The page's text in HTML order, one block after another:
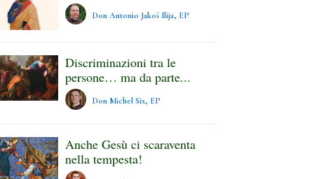
Don Antonio Jakoš Ilija, EP
Discriminazioni tra le
persone… ma da parte...
Don Michel Six, EP
Anche Gesù ci scaraventa
nella tempesta!